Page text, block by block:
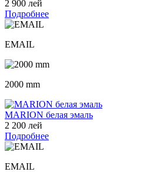
2 900 лей
Подробнее
EMAIL
2000 mm
MARION белая эмаль
2 200 лей
Подробнее
EMAIL